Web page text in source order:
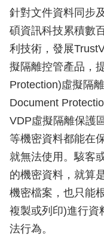
針對文件資料同步
碩資訊科技累積數
利技術，發展
擬隔離控管產品，
Protection)虛擬隔
Document
VDP虛擬隔離保護
等機密資料都能在
就無法使用。駭客
的機密資料，就算
機密檔案，也只能
複製或列印)進行資
法行為。